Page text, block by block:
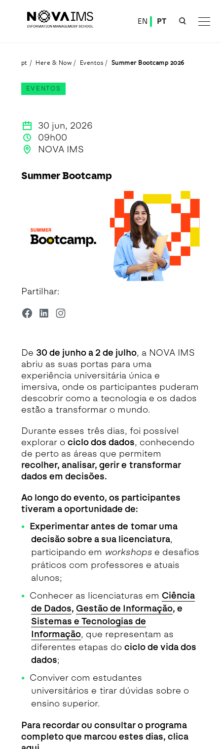
EN PT
pt Here & Now Eventos Summer Bootcamp 2026
EVENTOS
30 jun, 2026
09h00
NOVA IMS
Summer Bootcamp
Partilhar:
De 30 de junho a 2 de julho, a NOVA IMS
abriu as suas portas para uma
experiência universitária única e
imersiva, onde os participantes puderam
descobrir como a tecnologia e os dados
estão a transformar o mundo.
Durante esses três dias, foi possível
explorar o ciclo dos dados, conhecendo
de perto as áreas que permitem
recolher, analisar, gerir e transformar
dados em decisões.
Ao longo do evento, os participantes
tiveram a oportunidade de:
Experimentar antes de tomar uma
decisão sobre a sua licenciatura,
participando em workshopse desafios
práticos com professores e atuais
alunos;
Conhecer as licenciaturas em Ciência
de Dados, Gestão de Informação, e
Sistemas e Tecnologias de
Informação, que representam as
diferentes etapas do ciclo de vida dos
dados;
Conviver com estudantes
universitários e tirar dúvidas sobre o
ensino superior.
Para recordar ou consultar o programa
completo que marcou estes dias, clica